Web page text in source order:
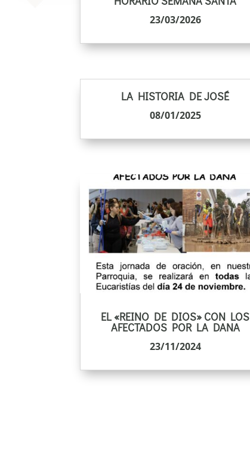
23/03/2026
LA HISTORIA DE JOSÉ
08/01/2025
EL «REINO DE DIOS» CON LOS
AFECTADOS POR LA DANA
23/11/2024